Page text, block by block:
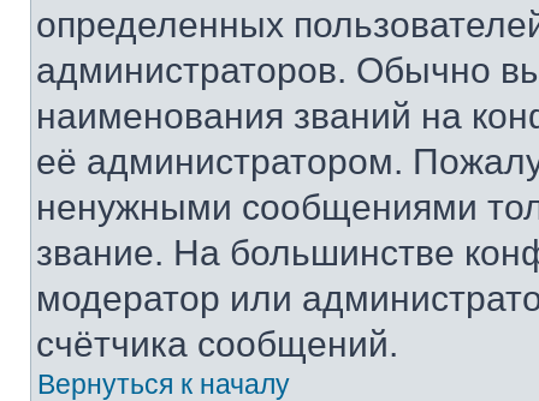
определенных
администраторов. Обычно
наименования званий на
её администратором.
ненужными сообщениями
звание. На большинстве
модератор или
счётчика сообщений.
Вернуться к началу